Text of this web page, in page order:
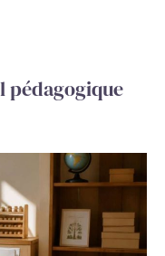
pédagogique